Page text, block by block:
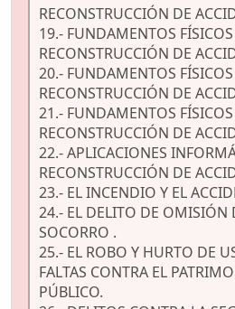
RECONSTRUCCIÓN DE
19.- FUNDAMENTOS
RECONSTRUCCIÓN DE
20.- FUNDAMENTOS FÍSICOS
RECONSTRUCCIÓN DE
21.- FUNDAMENTOS FÍSICOS
RECONSTRUCCIÓN DE
22.- APLICACIONES
RECONSTRUCCIÓN DE
23.- EL INCENDIO Y EL
24.- EL DELITO DE OMISIÓN
SOCORRO .
25.- EL ROBO Y HURTO DE
FALTAS CONTRA EL
PÚBLICO.